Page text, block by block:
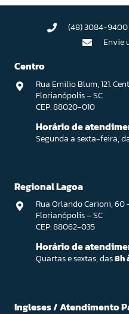
(48) 3084-9400
Envie
Centro
Rua Emilio Blum, 121.
Florianópolis – SC
CEP: 88020-010
Horário de
Segunda a sexta-feira,
Regional Lagoa
Rua Orlando Carioni, 60
Florianópolis – SC
CEP: 88062-035
Horário de
Quartas e sextas, das8h
Ingleses / Atendimento